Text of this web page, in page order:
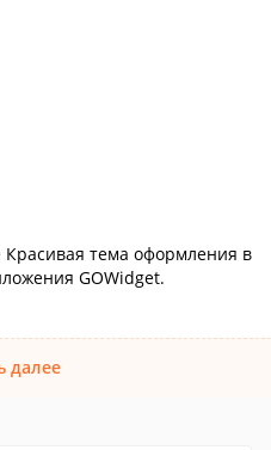
тема оформления в
GOWidget.
далее